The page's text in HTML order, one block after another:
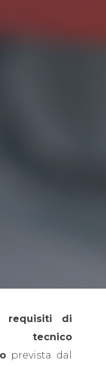
requisiti di
tecnico
prevista dal